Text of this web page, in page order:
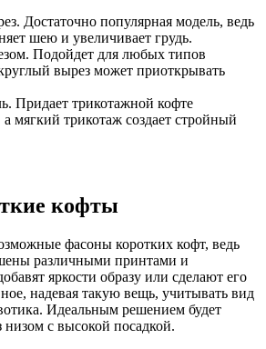
Достаточно популярная модель, ведь
шею и увеличивает грудь.
Подойдет для любых типов
вырез может приоткрывать
Придает трикотажной кофте
мягкий трикотаж создает стройный
кофты
фасоны коротких кофт, ведь
различными принтами и
яркости образу или сделают его
надевая такую вещь, учитывать вид
Идеальным решением будет
низом с высокой посадкой.